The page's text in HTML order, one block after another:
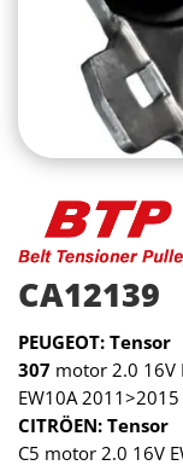
CA12139
PEUGEOT: Tensor
307 motor 2.0 16V
EW10A 2011>2015
CITRÖEN: Tensor
C5 motor 2.0 16V